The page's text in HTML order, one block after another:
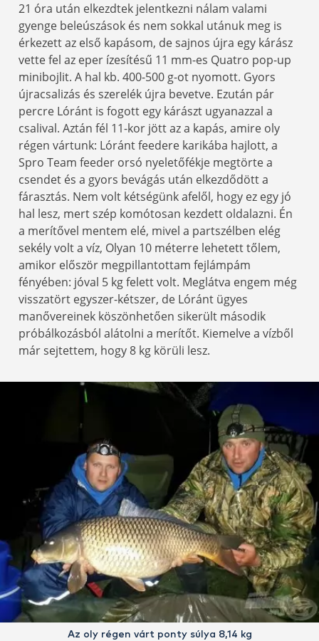
21 óra után elkezdtek jelentkezni nálam valami
gyenge beleúszások és nem sokkal utánuk meg is
érkezett az első kapásom, de sajnos újra egy kárász
vette fel az eper ízesítésű 11 mm-es Quatro pop-up
minibojlit. A hal kb. 400-500 g-ot nyomott. Gyors
újracsalizás és szerelék újra bevetve. Ezután pár
percre Lóránt is fogott egy kárászt ugyanazzal a
csalival. Aztán fél 11-kor jött az a kapás, amire oly
régen vártunk: Lóránt feedere karikába hajlott, a
Spro Team feeder orsó nyeletőfékje megtörte a
csendet és a gyors bevágás után elkezdődött a
fárasztás. Nem volt kétségünk afelől, hogy ez egy jó
hal lesz, mert szép komótosan kezdett oldalazni. Én
a merítővel mentem elé, mivel a partszélben elég
sekély volt a víz, Olyan 10 méterre lehetett tőlem,
amikor először megpillantottam fejlámpám
fényében: jóval 5 kg felett volt. Meglátva engem még
visszatört egyszer-kétszer, de Lóránt ügyes
manővereinek köszönhetően sikerült második
próbálkozásból alátolni a merítőt. Kiemelve a vízből
már sejtettem, hogy 8 kg körüli lesz.
Az oly régen várt ponty súlya 8,14 kg